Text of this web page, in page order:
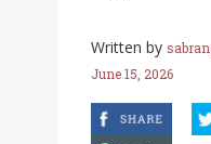
Written by
June 15, 2026